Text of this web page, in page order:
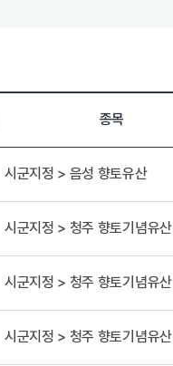
종목
시군지정 > 음성 향토유산
시군지정 > 청주 향토기념유산
시군지정 > 청주 향토기념유산
시군지정 > 청주 향토기념유산